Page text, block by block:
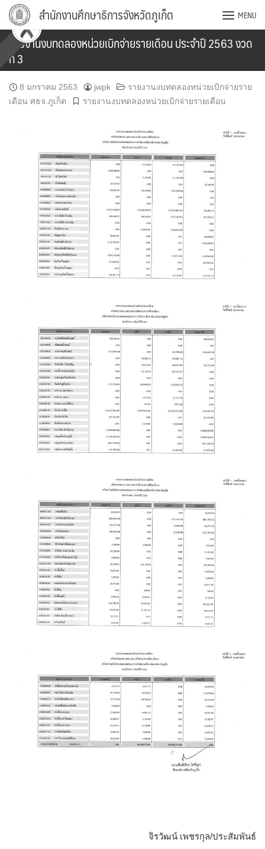
Skip
content
สำนักงานศึกษาธิการจังหวัดภูเก็ต MENU
รายงานงบทดลองหน่วยเบิกจ่ายรายเดือน ประจำปี 2563 งวด
ที่ 3
8 มกราคม 2563 jwpk
รายงานงบทดลองหน่วยเบิกจ่ายราย
เดือน ศธจ.ภูเก็ต
รายงานงบทดลองหน่วยเบิกจ่ายรายเดือน
จิรวัฒน์ เพชรกุล/ประสัมพันธ์